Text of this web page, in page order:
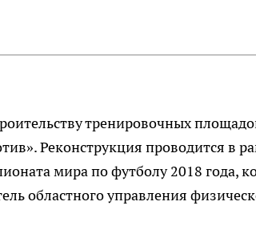
тренировочных
Реконструкция проводится в
мира по футболу 2018 года,
областного управления